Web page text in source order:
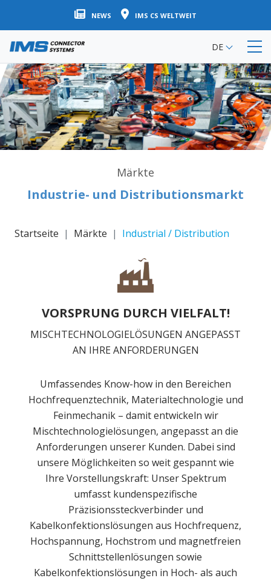
zum
NEWS IMS CS WELTWEIT
DE
Märkte
Industrie- und Distributionsmarkt
Startseite Märkte Industrial / Distribution
VORSPRUNG DURCH VIELFALT!
MISCHTECHNOLOGIELÖSUNGEN ANGEPASST
AN IHRE ANFORDERUNGEN
Umfassendes Know-how in den Bereichen
Hochfrequenztechnik, Materialtechnologie und
Feinmechanik – damit entwickeln wir
Mischtechnologielösungen, angepasst an die
Anforderungen unserer Kunden. Dabei sind
unsere Möglichkeiten so weit gespannt wie
Ihre Vorstellungskraft: Unser Spektrum
umfasst kundenspezifische
Präzisionssteckverbinder und
Kabelkonfektionslösungen aus Hochfrequenz,
Hochspannung, Hochstrom und magnetfreien
Schnittstellenlösungen sowie
Kabelkonfektionslösungen in Hoch- als auch